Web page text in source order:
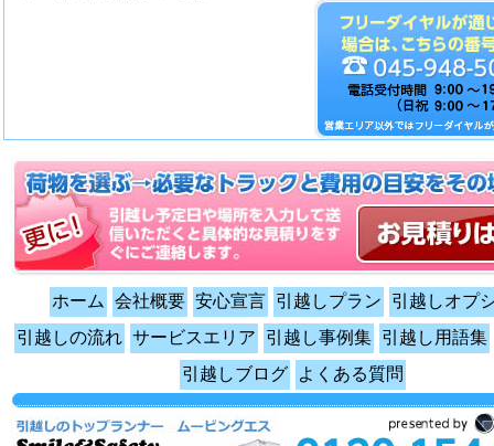
ホーム 会社概要 安心宣言 引越しプラン
引越しオプ
引越しの流れ サービスエリア 引越し事例集 引越し用語集
引越しブログ
よくある質問